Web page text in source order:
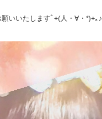
いいたしますﾟ+(人・∀・*)+｡♪